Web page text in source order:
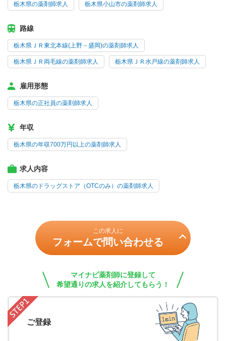
栃木県の薬剤師求人 栃木県小山市の薬剤師求人
路線
栃木県ＪＲ東北本線(上野－盛岡)の薬剤師求人
栃木県ＪＲ両毛線の薬剤師求人 栃木県ＪＲ水戸線の薬剤師求人
雇用形態
栃木県の正社員の薬剤師求人
年収
栃木県の年収700万円以上の薬剤師求人
求人内容
栃木県のドラッグストア（OTCのみ）の薬剤師求人
この求人に
フォームで問い合わせる
マイナビ薬剤師に登録して
希望通りの求人を紹介してもらう！
ご登録